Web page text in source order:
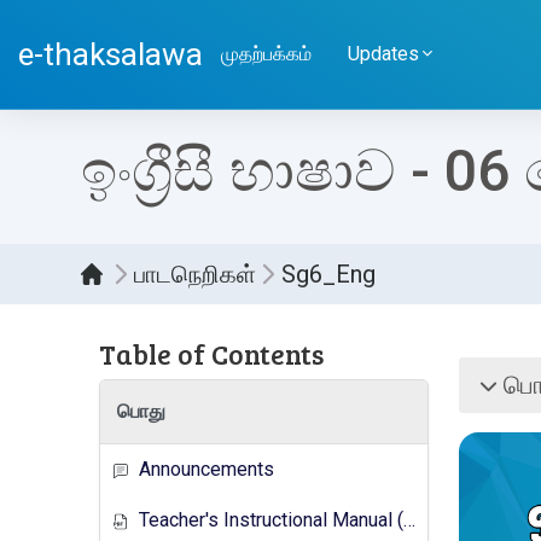
e-thaksalawa முதற்பக்கம் Updates
ඉංග්‍රීසී භාෂාව -
பாடநெறிகள் Sg6_Eng
Table of Contents
பொது
Announcements
Teacher's Instructional Manual (New Syllabus)
சுருக்கு